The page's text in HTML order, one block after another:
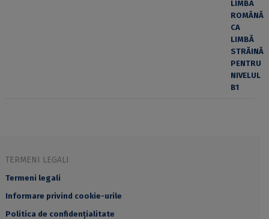
TERMENI LEGALI
Termeni legali
Informare privind cookie-urile
Politica de confidențialitate